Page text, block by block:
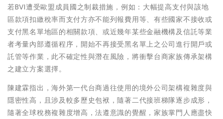
若BVI遭受歐盟成員國之制裁措施，例如：大幅提高支付與該地
區款項扣繳稅率而支付方亦不能列報費用等、有些國家不接收或
支付黑名單地區的相關款項、或近幾年某些金融機構及信託等業
者考量內部遵循程序，開始不再接受黑名單上之公司進行開戶或
託管等作業，此不確定性與潛在風險，將衝擊台商家族傳承架構
之建立方案選擇。
陳建霖指出，海外第一代台商過往使用的境外公司架構複雜度與
隱密性高，且涉及較多歷史包袱，隨著二代接班梯隊逐步成形，
隨著全球稅務複雜度增高，法遵意識的覺醒，家族掌門人應盡快